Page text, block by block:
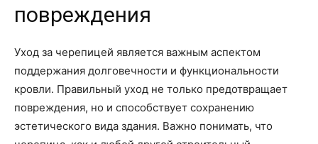
повреждения
Уход за черепицей является важным аспектом
поддержания долговечности и функциональности
кровли. Правильный уход не только предотвращает
повреждения, но и способствует сохранению
эстетического вида здания. Важно понимать, что